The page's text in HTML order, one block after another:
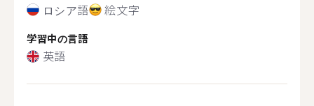
ロシア語 絵文字
学習中の言語
英語